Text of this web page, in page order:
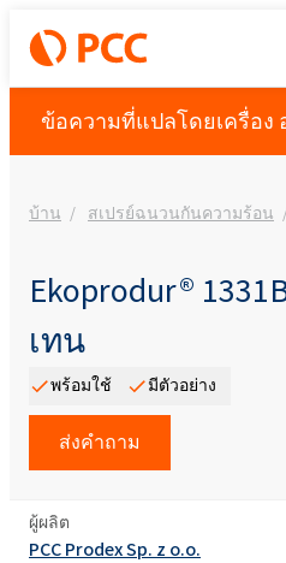
ข้อความที่แปลโดยเครื่อง
บ้าน สเปรย์ฉนวนกันความร้อน
Ekoprodur®
เทน
พร้อมใช้ มีตัวอย่าง
ส่งคำถาม
ผู้ผลิต
PCC Prodex Sp. z o.o.